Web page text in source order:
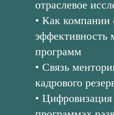
отраслевое
• Как компании
эффективность
программ
• Связь
кадрового
•